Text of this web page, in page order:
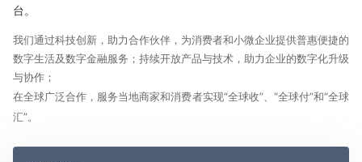
台。
我们通过科技创新，助力合作伙伴，为消费者和小微企业提供普惠便捷的
数字生活及数字金融服务；持续开放产品与技术，助力企业的数字化升级
与协作；
在全球广泛合作，服务当地商家和消费者实现“全球收”、“全球付”和“全球
汇”。